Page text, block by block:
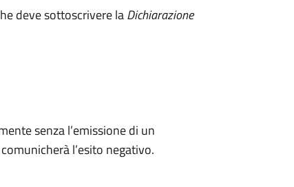
deve sottoscrivere laDichiarazione
senza l’emissione di un
l’esito negativo.